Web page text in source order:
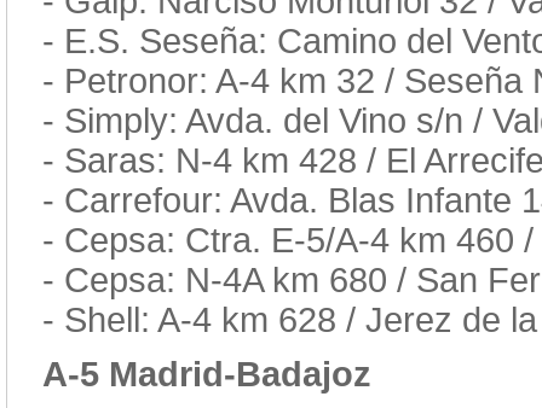
- E.S. Seseña: Camino del
- Petronor: A-4 km 32 / Seseña
- Simply: Avda. del Vino s/n /
- Saras: N-4 km 428 / El
- Carrefour: Avda. Blas Infante
- Cepsa: Ctra. E-5/A-4 km 460
- Cepsa: N-4A km 680 / San
- Shell: A-4 km 628 / Jerez de
A-5 Madrid-Badajoz